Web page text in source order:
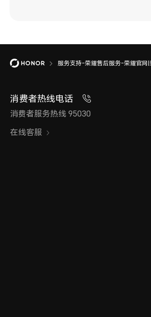
服务支持-荣耀售后服务-荣耀官网|
消费者热线电话
消费者服务热线 95030
在线客服